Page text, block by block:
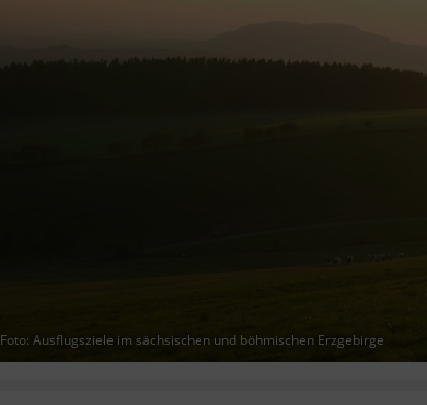
Foto: Ausflugsziele im sächsischen und böhmischen Erzgebirge